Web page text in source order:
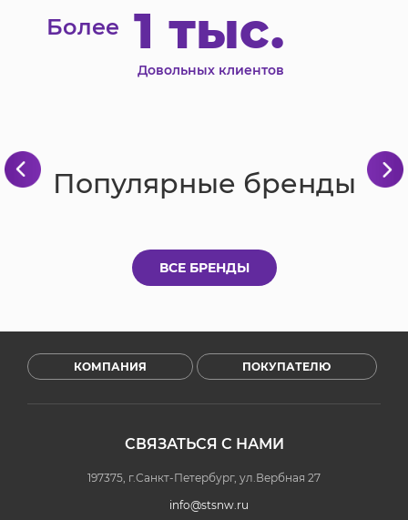
Более 1 тыс.
Довольных клиентов
Популярные бренды
ВСЕ БРЕНДЫ
КОМПАНИЯ ПОКУПАТЕЛЮ
СВЯЗАТЬСЯ С НАМИ
197375, г.Санкт-Петербург, ул.Вербная 27
info@stsnw.ru